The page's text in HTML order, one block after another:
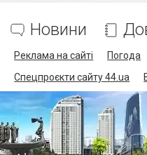
Новини
Реклама на сайті
Погода
Спецпроєкти сайту 44.ua